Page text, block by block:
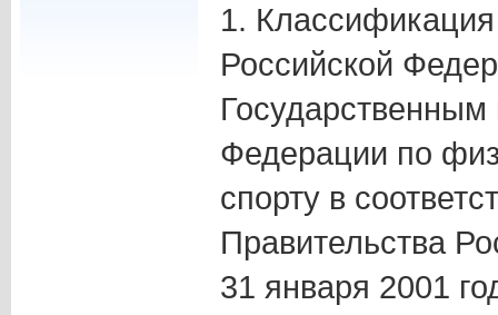
1.
Российской
Государственным
Федерации по
спорту в
Правительства
31 января 2001